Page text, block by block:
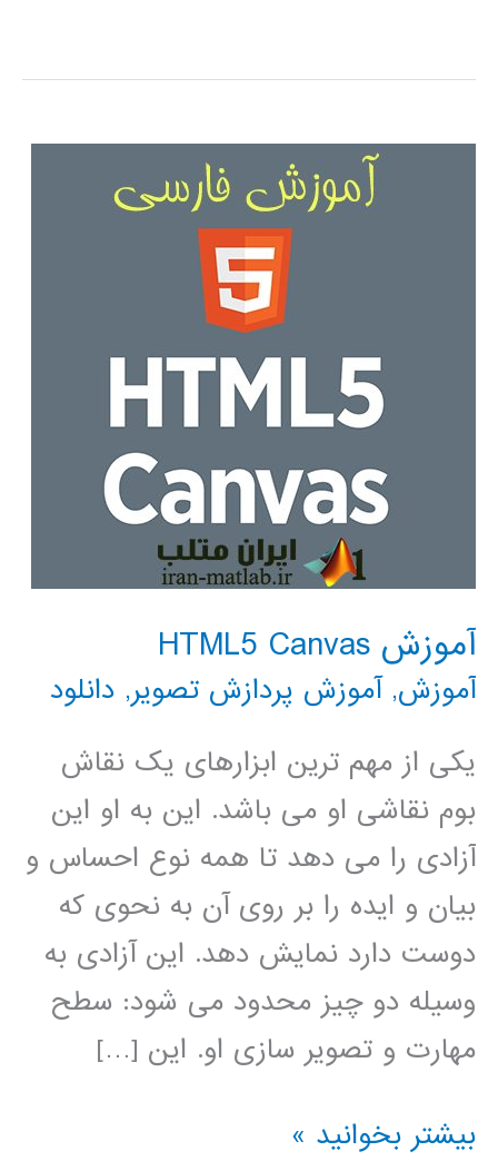
آموزش HTML5 Canvas
آموزش,آموزش پردازش تصویر, دانلود
یکی از مهم ترین ابزارهای یک نقاش
بوم نقاشی او می باشد. این به او این
آزادی را می دهد تا همه نوع احساس و
بیان و ایده را بر روی آن به نحوی که
دوست دارد نمایش دهد. این آزادی به
وسیله دو چیز محدود می شود: سطح
مهارت و تصویر سازی او. این […]
آموزش
بیشتر بخوانید »